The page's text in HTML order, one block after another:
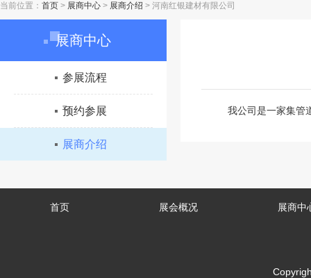
当前位置： 首页 > 展商中心 > 展商介绍 > 河南红银建材有限公司
展商中心
参展流程
预约参展
展商介绍
我公司是一家集管
首页 展会概况 展商中